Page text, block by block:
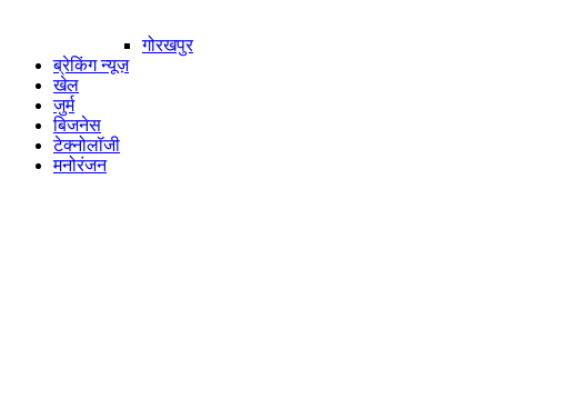
गोरखपुर
ब्रेकिंग न्यूज़
खेल
जुर्म
बिजनेस
टेक्नोलॉजी
मनोरंजन